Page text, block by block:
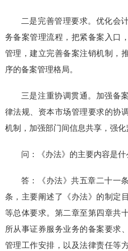
二是完善管理要求。优化会
务备案管理流程，把紧备案入口
管理，建立完善备案注销机制，
序的备案管理格局。
三是注重协调贯通。 加强备
律法规、资本市场管理要求的协
机制，加强部门间信息共享，强化
问： 《办法》 的主要内容是什
答：
《办法》共五章二十一
条，主要阐述了《办法》的制定
等总体要求。第二章至第四章共
所从事证券服务业务的备案要求
管理工作安排，以及法律责任等